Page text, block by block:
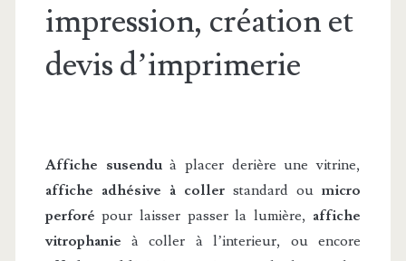
impression, création et
devis d’imprimerie
Affiche susenduà placer derière une vitrine,
affiche adhésive à coller standard oumicro
perforé pour laisser passer la lumière, affiche
vitrophanie à coller à l’interieur, ou encore